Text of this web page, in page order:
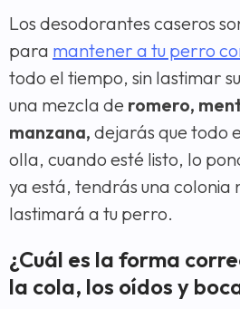
Los desodorantes caseros
para mantener a tu perro
todo el tiempo, sin lastimar
una mezcla de romero,
manzana, dejarás que todo
olla, cuando esté listo, lo
ya está, tendrás una colonia
lastimará a tu perro.
¿Cuál es la forma
la cola, los oídos y